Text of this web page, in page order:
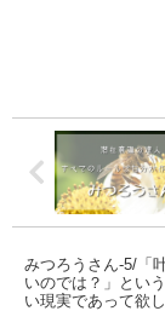
みつろうさん-5/「
いのでは？」とい
い現実であって欲